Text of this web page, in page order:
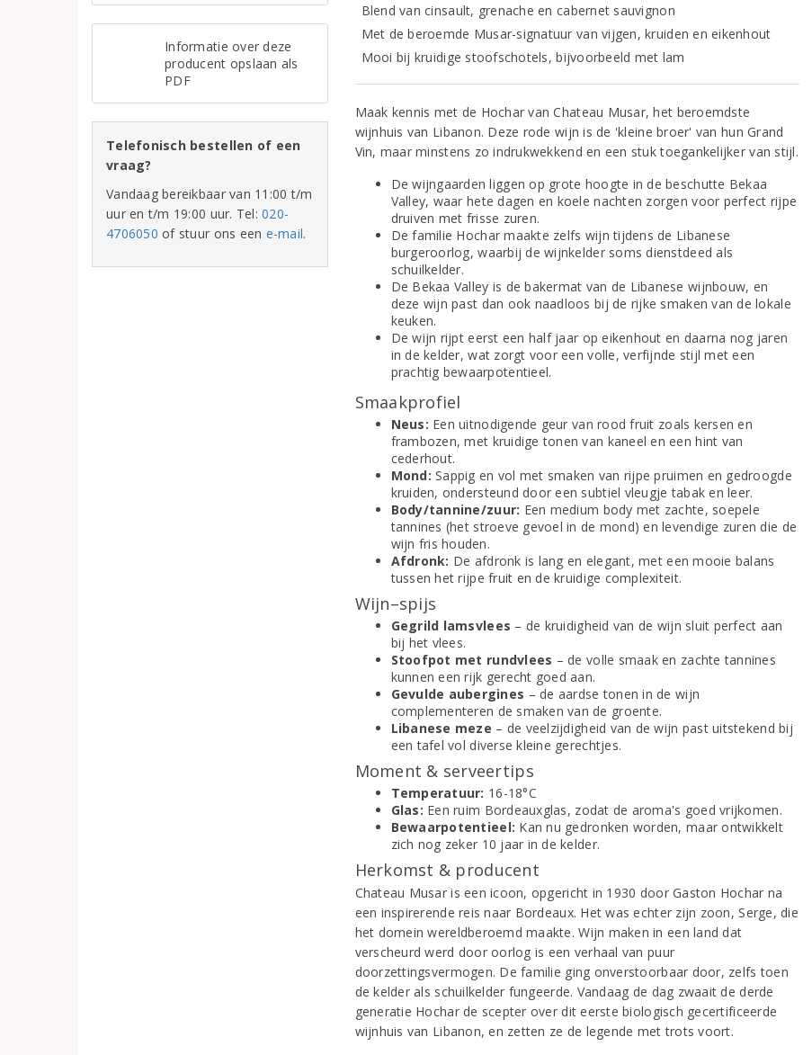
Informatie over deze
producent opslaan als
PDF
Telefonisch bestellen of een
vraag?
Vandaag bereikbaar van 11:00 t/m
uur en t/m 19:00 uur. Tel:020-
4706050 of stuur ons een e-mail.
Blend van cinsault, grenache en cabernet sauvignon
Met de beroemde Musar-signatuur van vijgen, kruiden en eikenhout
Mooi bij kruidige stoofschotels, bijvoorbeeld met lam
Maak kennis met de Hochar van Chateau Musar, het beroemdste
wijnhuis van Libanon. Deze rode wijn is de 'kleine broer' van hun Grand
Vin, maar minstens zo indrukwekkend en een stuk toegankelijker van stijl.
De wijngaarden liggen op grote hoogte in de beschutte Bekaa
Valley, waar hete dagen en koele nachten zorgen voor perfect rijpe
druiven met frisse zuren.
De familie Hochar maakte zelfs wijn tijdens de Libanese
burgeroorlog, waarbij de wijnkelder soms dienstdeed als
schuilkelder.
De Bekaa Valley is de bakermat van de Libanese wijnbouw, en
deze wijn past dan ook naadloos bij de rijke smaken van de lokale
keuken.
De wijn rijpt eerst een half jaar op eikenhout en daarna nog jaren
in de kelder, wat zorgt voor een volle, verfijnde stijl met een
prachtig bewaarpotentieel.
Smaakprofiel
Neus: Een uitnodigende geur van rood fruit zoals kersen en
frambozen, met kruidige tonen van kaneel en een hint van
cederhout.
Mond: Sappig en vol met smaken van rijpe pruimen en gedroogde
kruiden, ondersteund door een subtiel vleugje tabak en leer.
Body/tannine/zuur: Een medium body met zachte, soepele
tannines (het stroeve gevoel in de mond) en levendige zuren die de
wijn fris houden.
Afdronk: De afdronk is lang en elegant, met een mooie balans
tussen het rijpe fruit en de kruidige complexiteit.
Wijn–spijs
Gegrild lamsvlees – de kruidigheid van de wijn sluit perfect aan
bij het vlees.
Stoofpot met rundvlees – de volle smaak en zachte tannines
kunnen een rijk gerecht goed aan.
Gevulde aubergines – de aardse tonen in de wijn
complementeren de smaken van de groente.
Libanese meze – de veelzijdigheid van de wijn past uitstekend bij
een tafel vol diverse kleine gerechtjes.
Moment & serveertips
Temperatuur: 16-18°C
Glas: Een ruim Bordeauxglas, zodat de aroma's goed vrijkomen.
Bewaarpotentieel: Kan nu gedronken worden, maar ontwikkelt
zich nog zeker 10 jaar in de kelder.
Herkomst & producent
Chateau Musar is een icoon, opgericht in 1930 door Gaston Hochar na
een inspirerende reis naar Bordeaux. Het was echter zijn zoon, Serge, die
het domein wereldberoemd maakte. Wijn maken in een land dat
verscheurd werd door oorlog is een verhaal van puur
doorzettingsvermogen. De familie ging onverstoorbaar door, zelfs toen
de kelder als schuilkelder fungeerde. Vandaag de dag zwaait de derde
generatie Hochar de scepter over dit eerste biologisch gecertificeerde
wijnhuis van Libanon, en zetten ze de legende met trots voort.